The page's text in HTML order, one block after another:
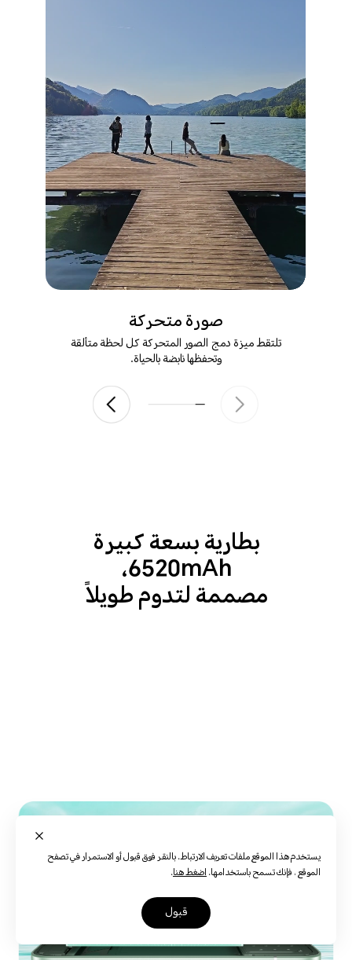
صورة متحركة
تلتقط ميزة دمج الصور المتحركة كل لحظة متألقة
وتحفظها نابضة بالحياة.
بطارية بسعة كبيرة
6520mAh،
مصممة لتدوم طويلاً
يستخدم هذا الموقع ملفات تعريف الارتباط. بالنقر فوق قبول أو الاستمرار في تصفح
الموقع ، فإنك تسمح باستخدامها.اضغط هنا.
قبول